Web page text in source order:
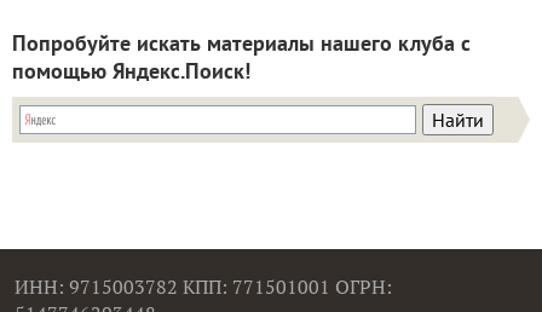
Попробуйте искать материалы нашего клуба с
помощью Яндекс.Поиск!
ИНН: 9715003782 КПП: 771501001 ОГРН: